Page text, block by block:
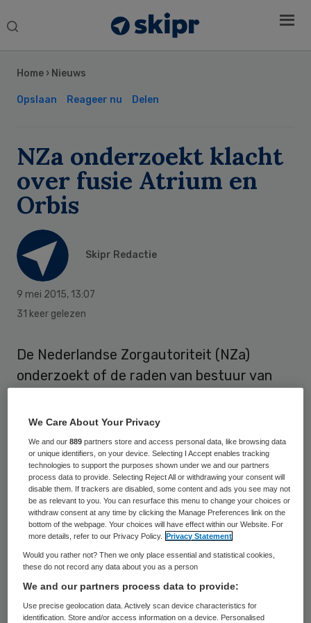
Search
Home › Nieuws
Opslaan Reageer nu Delen
NZa onderzoekt klacht
over fusie Atrium en
Orbis
Skipr Redactie
9 mei 2015, 13:07
31 keer gelezen
De Nederlandse Zorgautoriteit (NZa)
onderzoekt of de raden van bestuur van
fusie de medezeggenschapsorganen wel
goed hebben geïnformeerd over de
gevolgen van het samengaan.
Dit meldt1Limburg.
De aanleiding voor het onderzoek zou een
anonieme klacht zijn. Waar die precies over
gaat, wil de NZa niet zeggen. Uit interne
stukken zou echter volgens 1Limburg
blijken dat het onderzoek zich onder meer
Sidebar
We Care About Your Privacy
We and our889 partners store and access personal data, like browsing data
or unique identifiers, on your device. Selecting I Accept enables tracking
technologies to support the purposes shown under we and our partners
process data to provide. Selecting Reject All or withdrawing your consent will
disable them. If trackers are disabled, some content and ads you see may not
be as relevant to you. You can resurface this menu to change your choices or
withdraw consent at any time by clicking the Manage Preferences link on the
bottom of the webpage. Your choices will have effect within our Website. For
more details, refer to our Privacy Policy.
Privacy Statement
Would you rather not? Then we only place essential and statistical cookies,
these do not record any data about you as a person
We and our partners process data to provide:
Use precise geolocation data. Actively scan device characteristics for
identification. Store and/or access information on a device. Personalised